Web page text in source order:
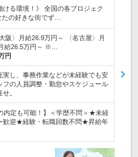
ける環境！》 全国の各プロジェク
の好きな街でず…
阪〉月給26.9万円～ 〈名古屋〉月
給26.5万円～ ※…
円
実し、事務作業などが未経験でも安
の人員調整・勤怠やスケジュール
。
内定も可能！】＜学歴不問＞★未経
歓迎★経験・転職回数不問★昇給年